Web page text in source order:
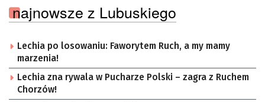
najnowsze z Lubuskiego
Lechia po losowaniu: Faworytem Ruch, a my mamy
marzenia!
Lechia zna rywala w Pucharze Polski – zagra z Ruchem
Chorzów!